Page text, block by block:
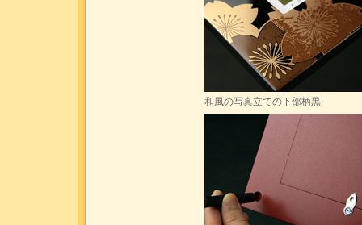
和風の写真立ての下部柄黒